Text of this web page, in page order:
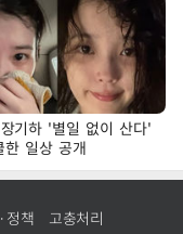
기하 '별일 없이 산다'
일상 공개
정책 고충처리